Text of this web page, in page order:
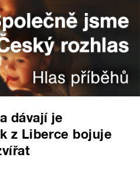
dávají je
z Liberce bojuje